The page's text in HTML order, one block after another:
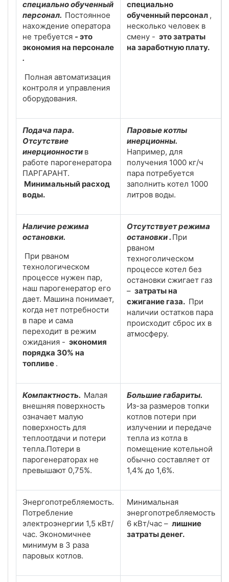
специально обученный
персонал. Постоянное
нахождение оператора
не требуется - это
экономия на персонале
.
Полная автоматизация
контроля и управления
оборудования.
специально
обученный персонал ,
несколько человек в
смену - это затраты
на заработную плату.
Подача пара.
Отсутствие
инерционности в
работе парогенератора
ПАРГАРАНТ.
Минимальный расход
воды.
Паровые котлы
инерционны.
Например, для
получения 1000 кг/ч
пара потребуется
заполнить котел 1000
литров воды.
Наличие режима
остановки.
При рваном
технологическом
процессе нужен пар,
наш парогенератор его
дает. Машина понимает,
когда нет потребности
в паре и сама
переходит в режим
ожидания - экономия
порядка 30% на
топливе .
Отсутствует режима
остановки . При
рваном
техноголическом
процессе котел без
остановки сжигает газ
– затраты на
сжигание газа. При
наличии остатков пара
происходит сброс их в
атмосферу.
Компактность. Малая
внешняя поверхность
означает малую
поверхность для
теплоотдачи и потери
тепла.Потери в
парогенераторах не
превышают 0,75%.
Большие габариты.
Из-за размеров топки
котлов потери при
излучении и передаче
тепла из котла в
помещение котельной
обычно составляет от
1,4% до 1,6%.
Энергопотребляемость.
Потребление
электроэнергии 1,5 кВт/
час. Экономичнее
минимум в 3 раза
паровых котлов.
Минимальная
энергопотребляемость
6 кВт/час – лишние
затраты денег.